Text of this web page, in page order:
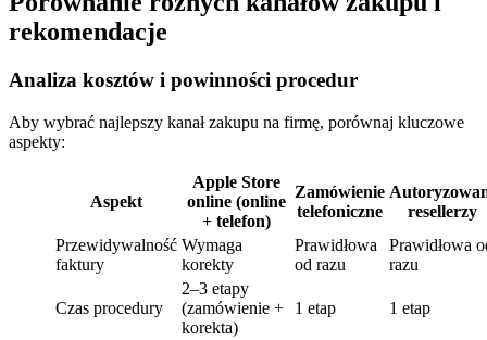
rekomendacje
Analiza kosztów i powinności procedur
Aby wybrać najlepszy kanał zakupu na firmę, porównaj kluczowe
aspekty:
Aspekt
Apple Store
online (online
+ telefon)
Zamówienie
telefoniczne
resellerzy
Przewidywalność
faktury
Wymaga
korekty
Prawidłowa
od razu
Prawidłowa
razu
Czas procedury
2–3 etapy
(zamówienie +
korekta)
1 etap 1 etap